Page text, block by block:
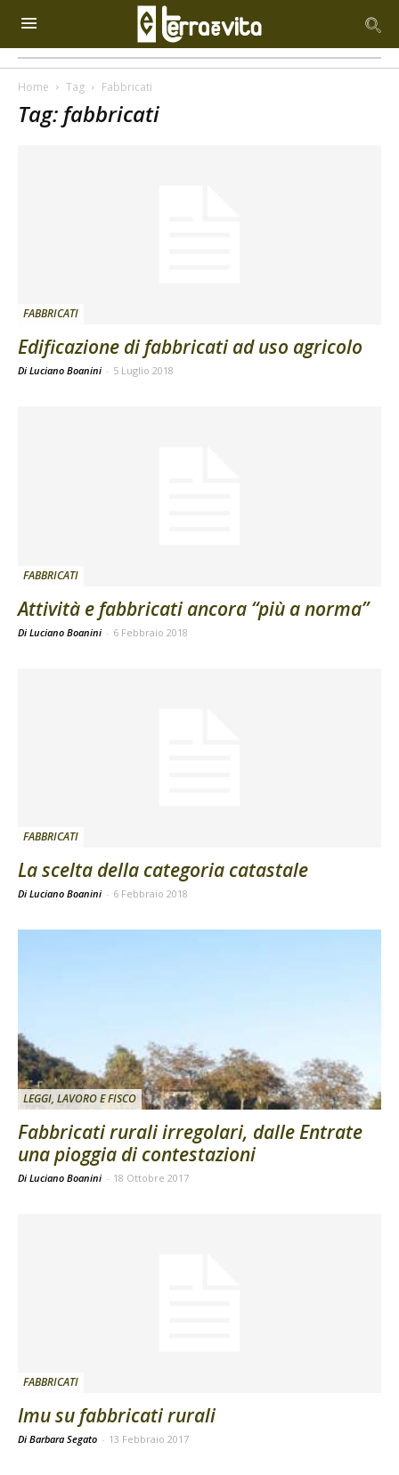
Home Tag Fabbricati
Tag: fabbricati
FABBRICATI
Edificazione di fabbricati ad uso agricolo
Di Luciano Boanini - 5 Luglio 2018
FABBRICATI
Attività e fabbricati ancora “più a norma”
Di Luciano Boanini - 6 Febbraio 2018
FABBRICATI
La scelta della categoria catastale
Di Luciano Boanini - 6 Febbraio 2018
LEGGI, LAVORO E FISCO
Fabbricati rurali irregolari, dalle Entrate
una pioggia di contestazioni
Di Luciano Boanini - 18 Ottobre 2017
FABBRICATI
Imu su fabbricati rurali
Di Barbara Segato - 13 Febbraio 2017